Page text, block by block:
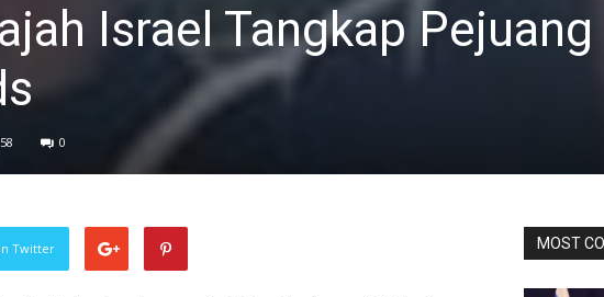
Israel Tangkap Pejuang
0
Twitter MOST